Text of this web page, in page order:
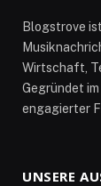
Blogstrove
Wirtschaft,
Gegründet
engagierter
UNSERE